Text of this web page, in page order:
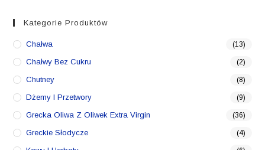
Kategorie Produktów
Chałwa (13)
Chałwy Bez Cukru (2)
Chutney (8)
Dżemy I Przetwory (9)
Grecka Oliwa Z Oliwek Extra Virgin (36)
Greckie Słodycze (4)